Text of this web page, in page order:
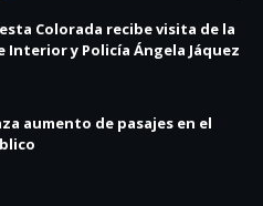
Colorada recibe visita de la
Interior y Policía Ángela Jáquez
aumento de pasajes en el